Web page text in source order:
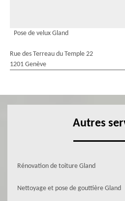
Pose de velux Gland
Rue des Terreau du Temple 22
1201 Genève
Autres
Rénovation de toiture Gland
Nettoyage et pose de gouttière Gland